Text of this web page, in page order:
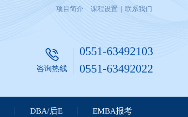
项目简介 课程设置 联系我们
咨询热线
0551-63492103
0551-63492022
DBA/后E EMBA报考